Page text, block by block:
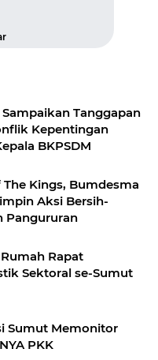
Tanggapan
Kepentingan
BKPSDM
Kings, Bumdesma
Aksi Bersih-
Pangururan
Rapat
Sektoral se-Sumut
Sumut Memonitor
PKK